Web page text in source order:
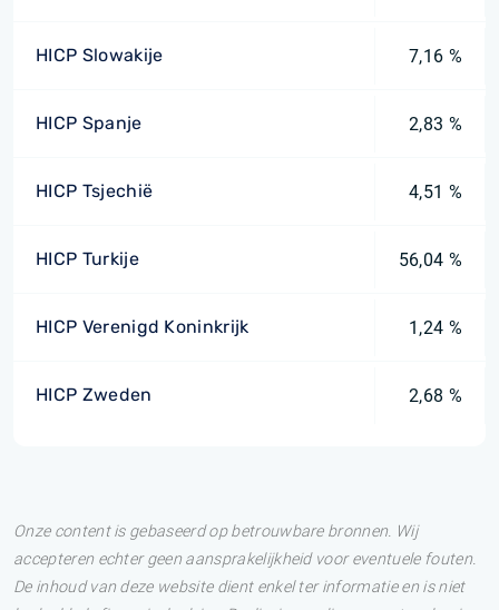
HICP Slowakije 7,16 %
HICP Spanje 2,83 %
HICP Tsjechië 4,51 %
HICP Turkije 56,04 %
HICP Verenigd Koninkrijk 1,24 %
HICP Zweden 2,68 %
Onze content is gebaseerd op betrouwbare bronnen. Wij
accepteren echter geen aansprakelijkheid voor eventuele fouten.
De inhoud van deze website dient enkel ter informatie en is niet